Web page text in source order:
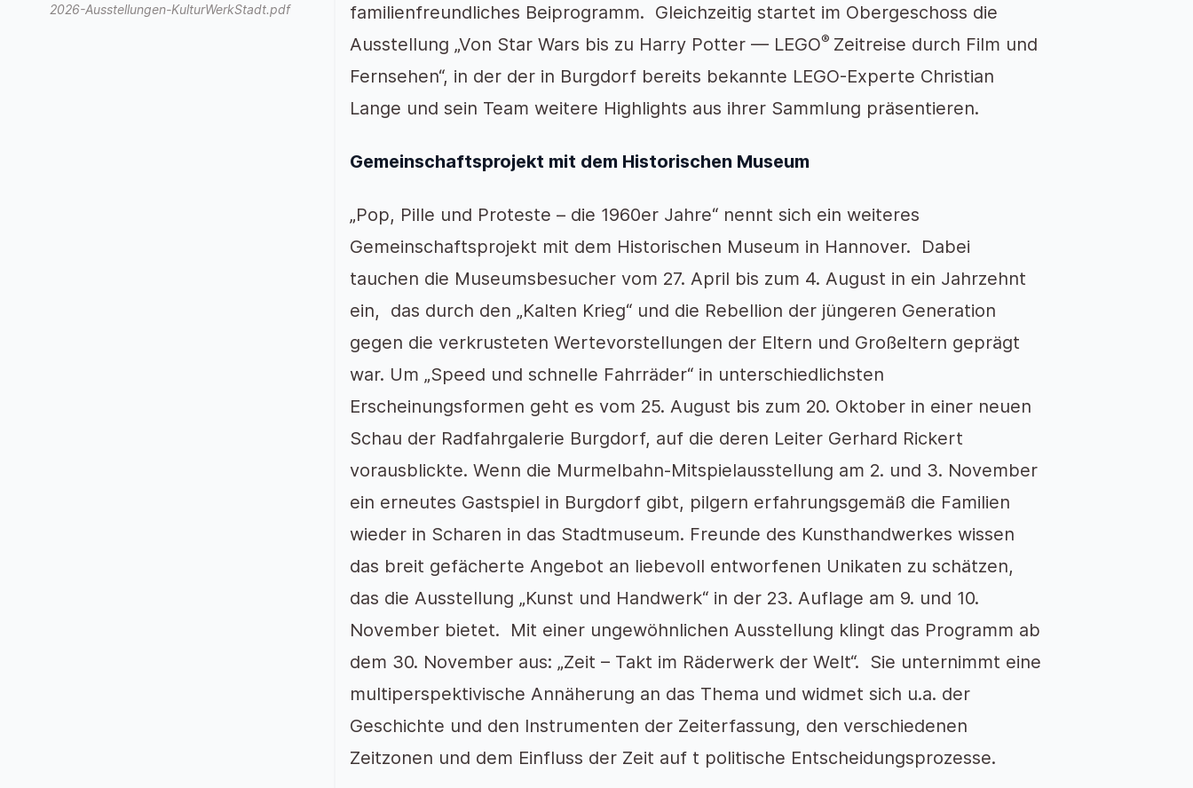
familienfreundliches Beiprogramm. Gleichzeitig startet im Obergeschoss die
Ausstellung „Von Star Wars bis zu Harry Potter — LEGO® Zeitreise durch Film und
Fernsehen“, in der der in Burgdorf bereits bekannte LEGO-Experte Christian
Lange und sein Team weitere Highlights aus ihrer Sammlung präsentieren.
Gemeinschaftsprojekt mit dem Historischen Museum
„Pop, Pille und Proteste – die 1960er Jahre“ nennt sich ein weiteres
Gemeinschaftsprojekt mit dem Historischen Museum in Hannover. Dabei
tauchen die Museumsbesucher vom 27. April bis zum 4. August in ein Jahrzehnt
ein, das durch den „Kalten Krieg“ und die Rebellion der jüngeren Generation
gegen die verkrusteten Wertevorstellungen der Eltern und Großeltern geprägt
war. Um „Speed und schnelle Fahrräder“ in unterschiedlichsten
Erscheinungsformen geht es vom 25. August bis zum 20. Oktober in einer neuen
Schau der Radfahrgalerie Burgdorf, auf die deren Leiter Gerhard Rickert
vorausblickte. Wenn die Murmelbahn-Mitspielausstellung am 2. und 3. November
ein erneutes Gastspiel in Burgdorf gibt, pilgern erfahrungsgemäß die Familien
wieder in Scharen in das Stadtmuseum. Freunde des Kunsthandwerkes wissen
das breit gefächerte Angebot an liebevoll entworfenen Unikaten zu schätzen,
das die Ausstellung „Kunst und Handwerk“ in der 23. Auflage am 9. und 10.
November bietet. Mit einer ungewöhnlichen Ausstellung klingt das Programm ab
dem 30. November aus: „Zeit – Takt im Räderwerk der Welt“. Sie unternimmt eine
multiperspektivische Annäherung an das Thema und widmet sich u.a. der
Geschichte und den Instrumenten der Zeiterfassung, den verschiedenen
Zeitzonen und dem Einfluss der Zeit auf t politische Entscheidungsprozesse.
2026-Ausstellungen-KulturWerkStadt.pdf